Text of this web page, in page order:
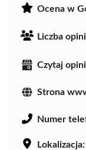
Ocena w
Liczba
Czytaj
Strona
Numer
Lokalizacja: